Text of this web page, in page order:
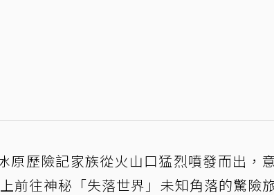
原歷險記家族從火山口猛烈噴發而出，
前往神秘「失落世界」未知角落的驚險